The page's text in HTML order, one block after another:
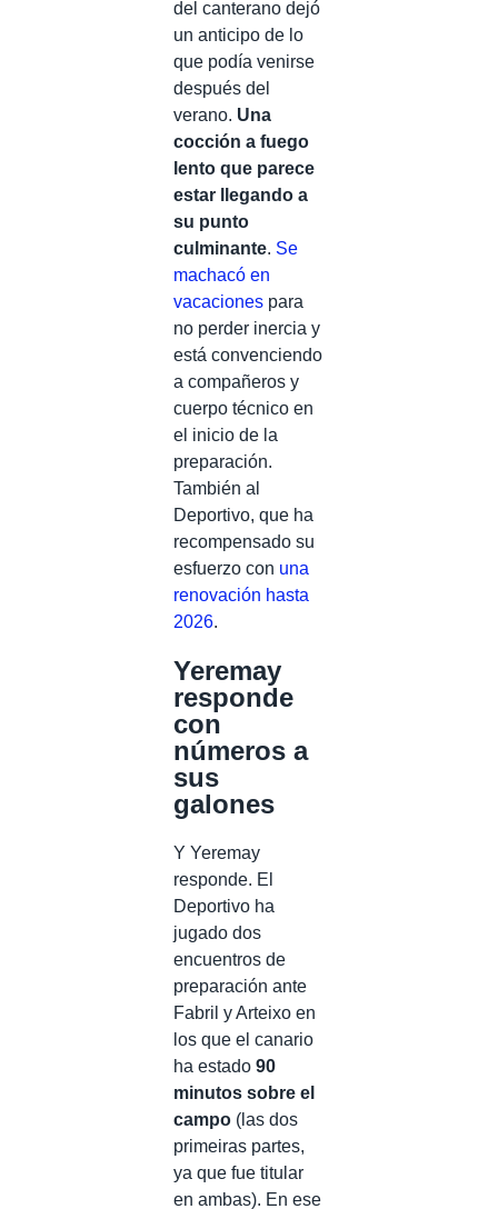
del canterano dejó
un anticipo de lo
que podía venirse
después del
verano. Una
cocción a fuego
lento que parece
estar llegando a
su punto
culminante. Se
machacó en
vacaciones para
no perder inercia y
está convenciendo
a compañeros y
cuerpo técnico en
el inicio de la
preparación.
También al
Deportivo, que ha
recompensado su
esfuerzo con una
renovación hasta
2026.
Yeremay
responde
con
números a
sus
galones
Y Yeremay
responde. El
Deportivo ha
jugado dos
encuentros de
preparación ante
Fabril y Arteixo en
los que el canario
ha estado 90
minutos sobre el
campo (las dos
primeiras partes,
ya que fue titular
en ambas). En ese